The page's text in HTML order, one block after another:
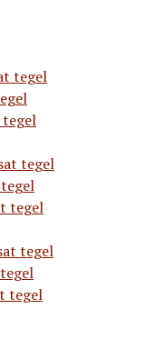
tegel
tegel
tegel
tegel
tegel